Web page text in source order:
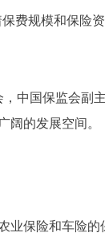
规模和保险
国保监会副
阔的发展空间。
保险和车险的